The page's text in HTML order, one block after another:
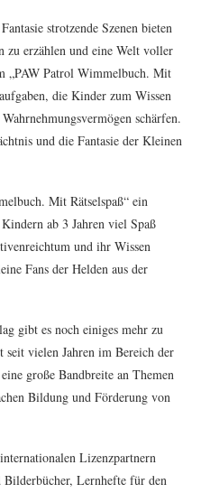
strotzende Szenen bieten
zu erzählen und eine Welt voller
„PAW Patrol Wimmelbuch. Mit
die Kinder zum Wissen
schärfen.
und die Fantasie der Kleinen
Mit Rätselspaß“ ein
ab 3 Jahren viel Spaß
und ihr Wissen
Fans der Helden aus der
gibt es noch einiges mehr zu
seit vielen Jahren im Bereich der
große Bandbreite an Themen
Bildung und Förderung von
Lizenzpartnern
Lernhefte für den